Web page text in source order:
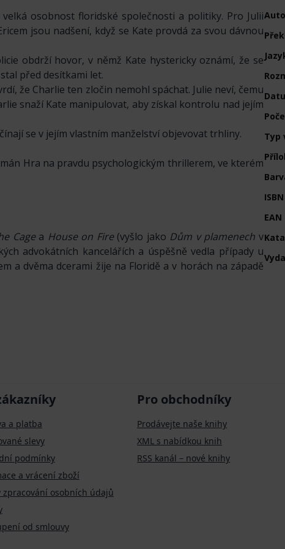
osobnost floridské společnosti a politiky. Pro Julii
jsou nadšení, když se Kate provdá za svou dávnou
obdrží hovor, v němž Kate hystericky oznámí, že se
před desítkami let.
že Charlie ten zločin nemohl spáchat. Julie neví, čemu
snaží Kate manipulovat, aby získal kontrolu nad jejím
se v jejím vlastním manželství objevovat trhliny.
Hra na pravdu psychologickým thrillerem, ve kterém
Cagea House on Fire(vyšlo jako Dům v plamenech v
advokátních kancelářích a úspěšně vedla případy u
a dvěma dcerami žije na Floridě a v horách na západě
Typ
EAN
a platba
slevy
podmínky
a vrácení zboží
zpracování osobních údajů
od smlouvy
Pro obchodníky
Prodávejte naše knihy
XML s nabídkou knih
RSS kanál – nové knihy